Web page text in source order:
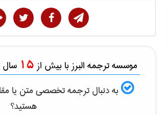
موسسه ترجمه البرز با بیش از 15 سال
به دنبال ترجمه تخصصی متن یا
هستید؟